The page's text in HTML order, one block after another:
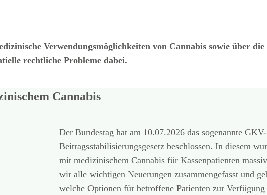
Verwendungsmöglichkeiten von Cannabis sowie über
rechtliche Probleme dabei.
Cannabis
Der Bundestag hat am 10.07.2026 das sogenannte GKV-
Beitragsstabilisierungsgesetz beschlossen. In diesem
mit medizinischem Cannabis für Kassenpatienten
wir alle wichtigen Neuerungen zusammengefasst und
welche Optionen für betroffene Patienten zur Verfügung